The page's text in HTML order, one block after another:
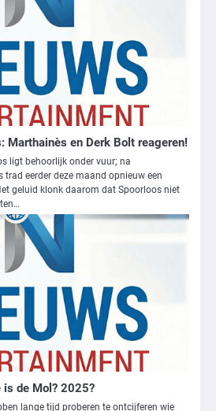
Marthainès en Derk Bolt reageren!
ligt behoorlijk onder vuur; na
eerder deze maand opnieuw een
geluid klonk daarom dat Spoorloos niet
is de Mol? 2025?
lange tijd proberen te ontcijferen wie
Reiner, zoon van regisseur Rob
gearresteerd na dood ouders